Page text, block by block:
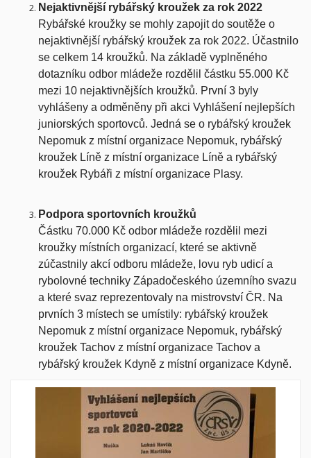
Nejaktivnější rybářský kroužek za rok 2022
Rybářské kroužky se mohly zapojit do soutěže o
nejaktivnější rybářský kroužek za rok 2022. Účastnilo
se celkem 14 kroužků. Na základě vyplněného
dotazníku odbor mládeže rozdělil částku 55.000 Kč
mezi 10 nejaktivnějších kroužků. První 3 byly
vyhlášeny a odměněny při akci Vyhlášení nejlepších
juniorských sportovců. Jedná se o rybářský kroužek
Nepomuk z místní organizace Nepomuk, rybářský
kroužek Líně z místní organizace Líně a rybářský
kroužek Rybáři z místní organizace Plasy.
Podpora sportovních kroužků
Částku 70.000 Kč odbor mládeže rozdělil mezi
kroužky místních organizací, které se aktivně
zúčastnily akcí odboru mládeže, lovu ryb udicí a
rybolovné techniky Západočeského územního svazu
a které svaz reprezentovaly na mistrovství ČR. Na
prvních 3 místech se umístily: rybářský kroužek
Nepomuk z místní organizace Nepomuk, rybářský
kroužek Tachov z místní organizace Tachov a
rybářský kroužek Kdyně z místní organizace Kdyně.